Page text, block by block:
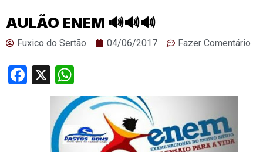
AULÃO ENEM 🔊🔊🔊
Fuxico do Sertão 04/06/2017 Fazer Comentário
Facebook
X